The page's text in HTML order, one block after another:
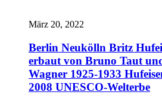
März 20, 2022
Berlin Neukölln Britz
erbaut von Bruno Taut
Wagner 1925-1933
2008 UNESCO-Welterbe